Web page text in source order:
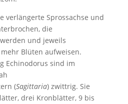
verlängerte Sprossachse und
die
und jeweils
Blüten aufweisen.
Echinodorus sind im
(Sagittaria) zwittrig. Sie
drei Kronblätter, 9 bis